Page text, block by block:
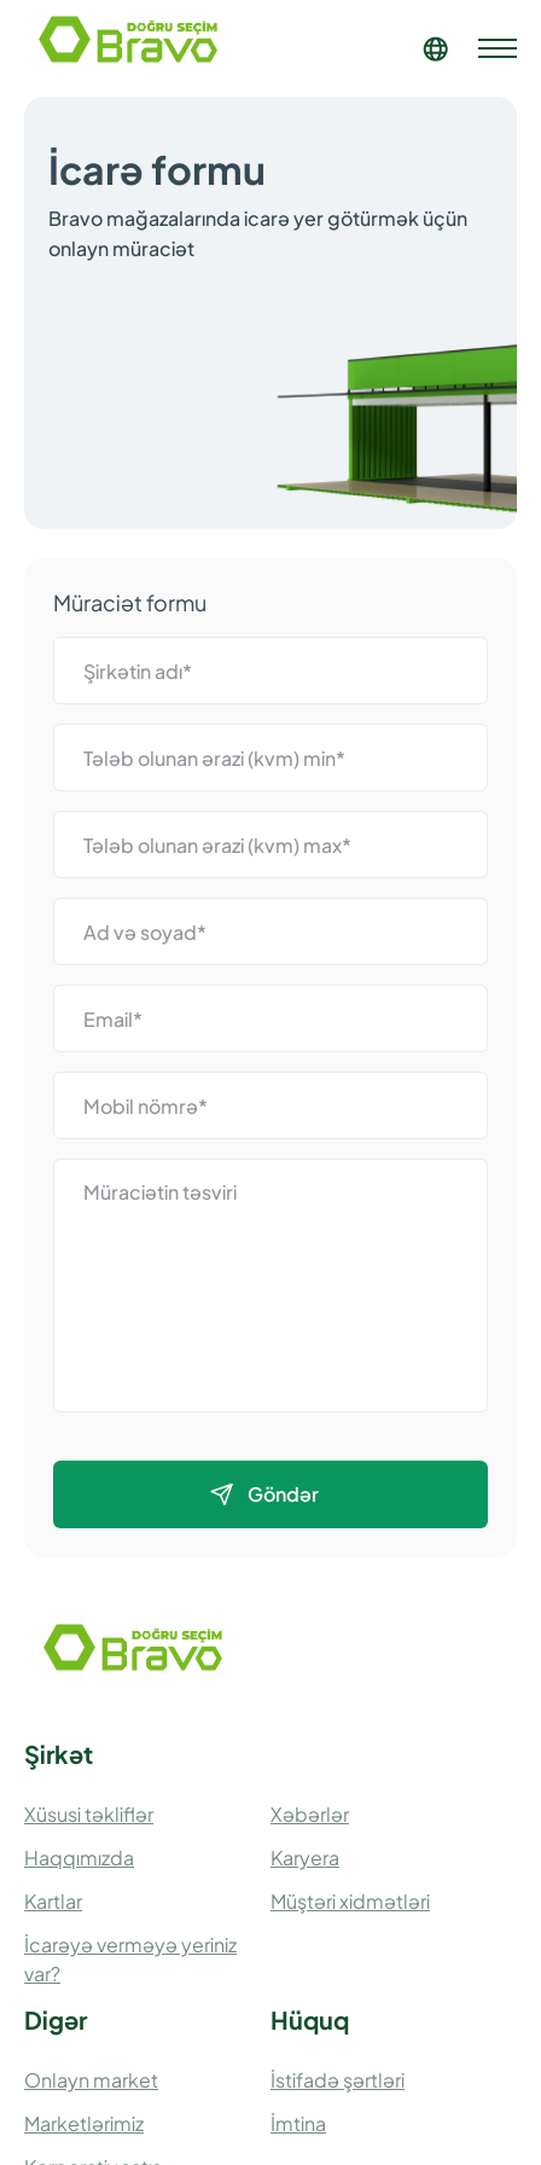
İcarə formu
Bravo mağazalarında icarə yer götürmək üçün
onlayn müraciət
Müraciət formu
Göndər
Şirkət
Xüsusi təkliflər
Haqqımızda
Kartlar
İcarəyə verməyə yeriniz
var?
Xəbərlər
Karyera
Müştəri xidmətləri
Digər
Onlayn market
Marketlərimiz
Hüquq
İstifadə şərtləri
İmtina